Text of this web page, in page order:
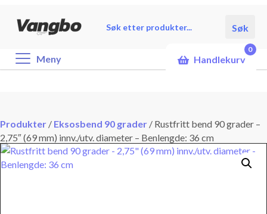
search
Søk
Meny Handlekurv
0
Produkter / Eksosbend 90 grader / Rustfritt bend 90 grader –
2,75″ (69 mm) innv./utv. diameter – Benlengde: 36 cm